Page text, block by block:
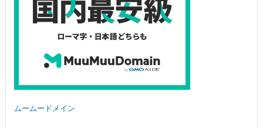
ムームードメイン